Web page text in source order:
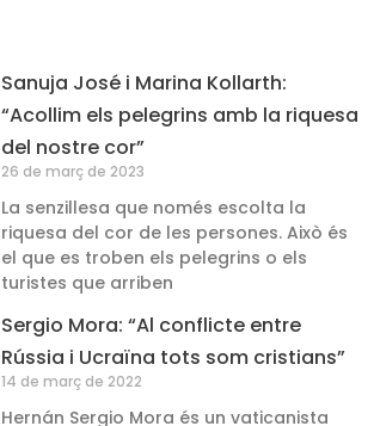
Sanuja José i Marina Kollarth:
“Acollim els pelegrins amb la riquesa
del nostre cor”
26 de març de 2023
La senzillesa que només escolta la
riquesa del cor de les persones. Això és
el que es troben els pelegrins o els
turistes que arriben
Sergio Mora: “Al conflicte entre
Rússia i Ucraïna tots som cristians”
14 de març de 2022
Hernán Sergio Mora és un vaticanista